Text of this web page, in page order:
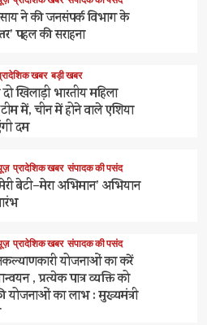
साय ने की जनसंपर्क विभाग के
पहल की सराहना
खबर बड़ी खबर
खिलाड़ी भारतीय महिला
में, चीन में होने वाले एशिया
दम
प्रादेशिक खबर संपादक की पसंद
बेटी–मेरा अभिमान’ अभियान
प्रादेशिक खबर संपादक की पसंद
योजनाओं का करें
, प्रत्येक पात्र व्यक्ति को
योजनाओं का लाभ : मुख्यमंत्री